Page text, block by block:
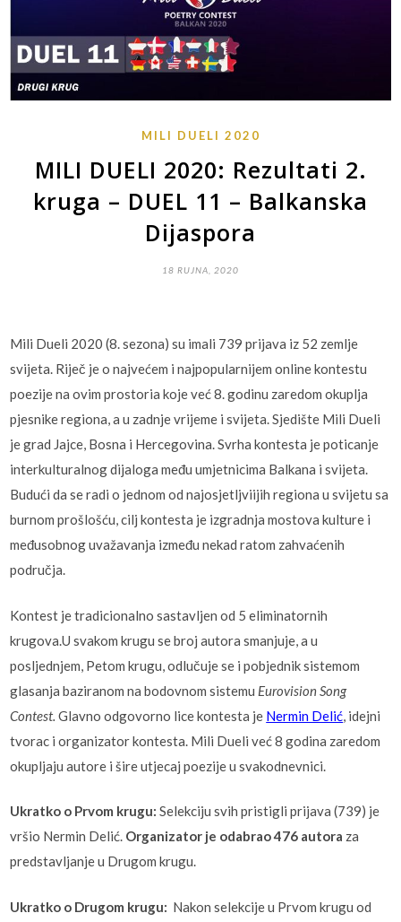
MILI DUELI 2020
MILI DUELI 2020: Rezultati 2.
kruga – DUEL 11 – Balkanska
Dijaspora
18 RUJNA, 2020
Mili Dueli 2020 (8. sezona) su imali 739 prijava iz 52 zemlje
svijeta. Riječ je o najvećem i najpopularnijem online kontestu
poezije na ovim prostoria koje već 8. godinu zaredom okuplja
pjesnike regiona, a u zadnje vrijeme i svijeta. Sjedište Mili Dueli
je grad Jajce, Bosna i Hercegovina. Svrha kontesta je poticanje
interkulturalnog dijaloga među umjetnicima Balkana i svijeta.
Budući da se radi o jednom od najosjetljviijih regiona u svijetu sa
burnom prošlošću, cilj kontesta je izgradnja mostova kulture i
međusobnog uvažavanja između nekad ratom zahvaćenih
područja.
Kontest je tradicionalno sastavljen od 5 eliminatornih
krugova.U svakom krugu se broj autora smanjuje, a u
posljednjem, Petom krugu, odlučuje se i pobjednik sistemom
glasanja baziranom na bodovnom sistemu Eurovision Song
Contest. Glavno odgovorno lice kontesta je Nermin Delić , idejni
tvorac i organizator kontesta. Mili Dueli već 8 godina zaredom
okupljaju autore i šire utjecaj poezije u svakodnevnici.
Ukratko o Prvom krugu: Selekciju svih pristigli prijava (739) je
vršio Nermin Delić. Organizator je odabrao 476 autora za
predstavljanje u Drugom krugu.
Ukratko o Drugom krugu: Nakon selekcije u Prvom krugu od